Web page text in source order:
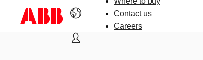
Contact us
Careers